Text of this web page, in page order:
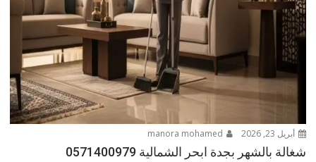
أبريل 23, 2026
شغالة بالشهر بجدة ابحر الشمالية 0571400979